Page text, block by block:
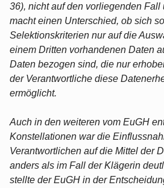
36), nicht auf den vorliegenden Fall
macht einen Unterschied, ob sich
Selektionskriterien nur auf die
einem Dritten vorhandenen Daten
Daten bezogen sind, die nur
der Verantwortliche diese
ermöglicht.
Auch in den weiteren vom EuGH
Konstellationen war die
Verantwortlichen auf die Mittel der
anders als im Fall der Klägerin
stellte der EuGH in der